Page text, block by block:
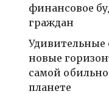
финансовое
граждан
Удивительные
новые
самой
планете